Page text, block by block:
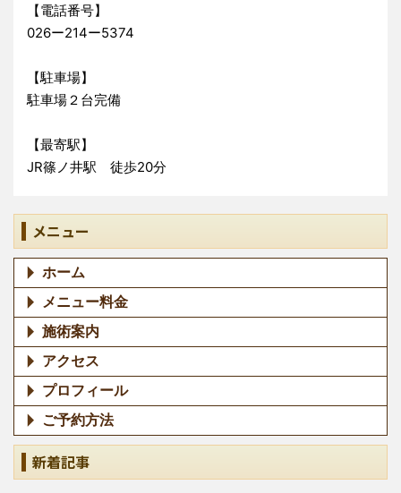
【電話番号】
026ー214ー5374
【駐車場】
駐車場２台完備
【最寄駅】
JR篠ノ井駅 徒歩20分
メニュー
ホーム
メニュー料金
施術案内
アクセス
プロフィール
ご予約方法
新着記事